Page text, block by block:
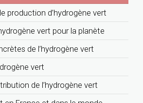
production d’hydrogène vert
vert pour la planète
de l’hydrogène vert
vert
de l’hydrogène vert